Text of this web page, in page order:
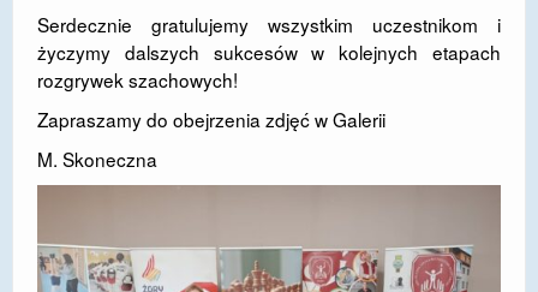
Serdecznie gratulujemy wszystkim uczestnikom i
życzymy dalszych sukcesów w kolejnych etapach
rozgrywek szachowych!
Zapraszamy do obejrzenia zdjęć wGalerii
M. Skoneczna